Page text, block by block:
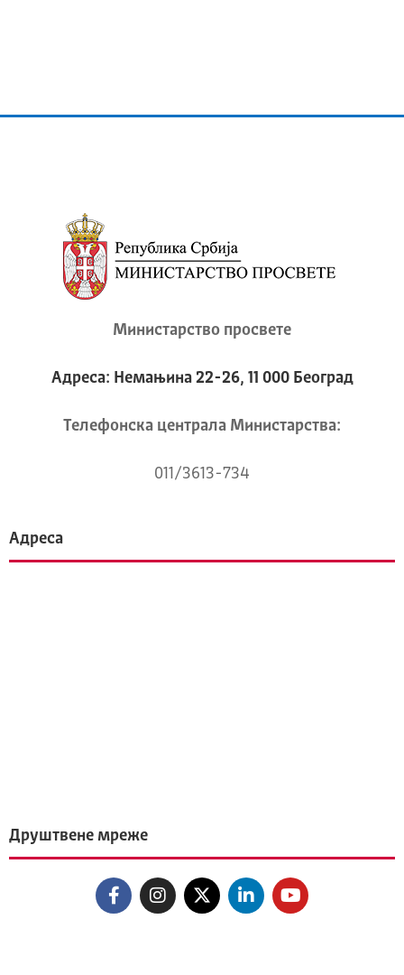
Министарство просвете
Адреса: Немањина 22-26, 11 000 Београд
Телeфонска централа Mинистарства:
011/3613-734
Адреса
Друштвене мреже